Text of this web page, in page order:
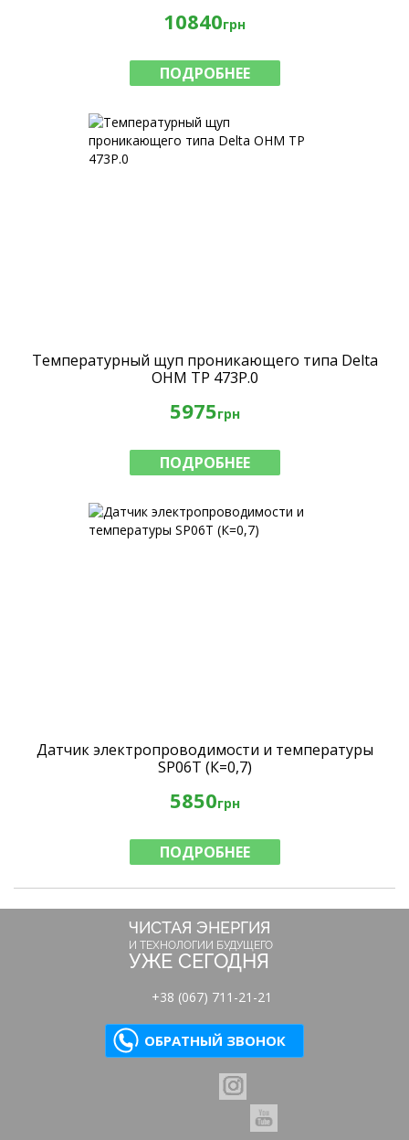
10840грн
ПОДРОБНЕЕ
Температурный щуп проникающего типа Delta
OHM TP 473P.0
5975грн
ПОДРОБНЕЕ
Датчик электропроводимости и температуры
SP06T (К=0,7)
5850грн
ПОДРОБНЕЕ
ЧИСТАЯ ЭНЕРГИЯ
И ТЕХНОЛОГИИ БУДУЩЕГО
УЖЕ СЕГОДНЯ
+38 (067) 711-21-21
ОБРАТНЫЙ ЗВОНОК